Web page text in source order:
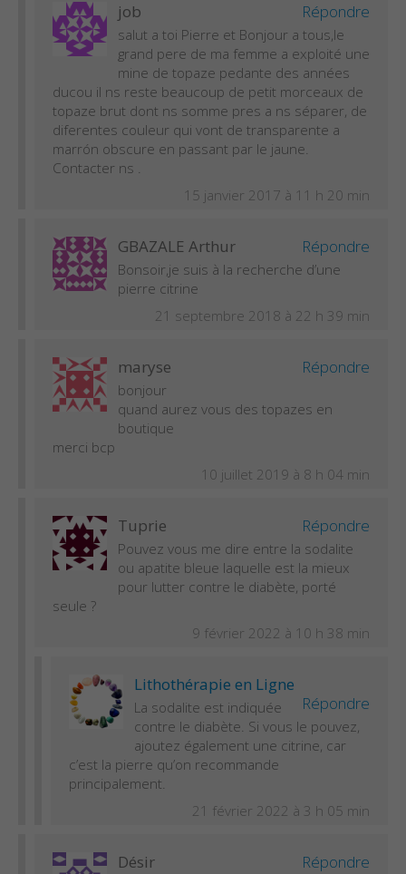
job Répondre
salut a toi Pierre et Bonjour a tous,le
grand pere de ma femme a exploité une
mine de topaze pedante des années
ducou il ns reste beaucoup de petit morceaux de
topaze brut dont ns somme pres a ns séparer, de
diferentes couleur qui vont de transparente a
marrón obscure en passant par le jaune.
Contacter ns .
15 janvier 2017 à 11 h 20 min
GBAZALE Arthur Répondre
Bonsoir,je suis à la recherche d’une
pierre citrine
21 septembre 2018 à 22 h 39 min
maryse Répondre
bonjour
quand aurez vous des topazes en
boutique
merci bcp
10 juillet 2019 à 8 h 04 min
Tuprie Répondre
Pouvez vous me dire entre la sodalite
ou apatite bleue laquelle est la mieux
pour lutter contre le diabète, porté
seule ?
9 février 2022 à 10 h 38 min
Lithothérapie en Ligne
Répondre
La sodalite est indiquée
contre le diabète. Si vous le pouvez,
ajoutez également une citrine, car
c’est la pierre qu’on recommande
principalement.
21 février 2022 à 3 h 05 min
Désir Répondre